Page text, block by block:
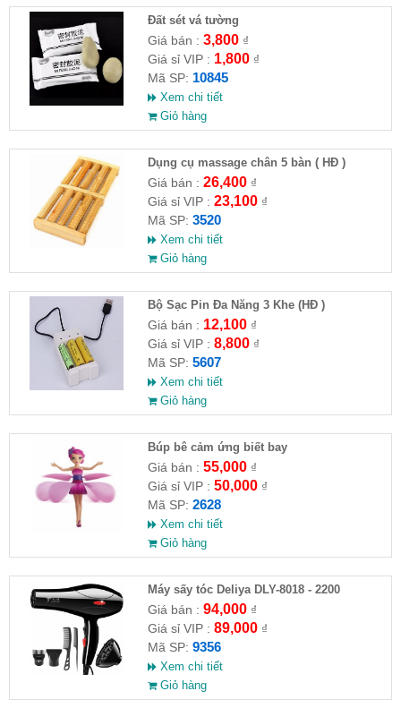
Đất sét vá tường
Giá bán : 3,800₫
Giá sỉ VIP : 1,800₫
Mã SP: 10845
Xem chi tiết
Giỏ hàng
Dụng cụ massage chân 5 bàn ( HĐ )
Giá bán : 26,400₫
Giá sỉ VIP : 23,100₫
Mã SP: 3520
Xem chi tiết
Giỏ hàng
Bộ Sạc Pin Đa Năng 3 Khe (HĐ )
Giá bán : 12,100₫
Giá sỉ VIP : 8,800₫
Mã SP: 5607
Xem chi tiết
Giỏ hàng
​Búp bê cảm ứng biết bay
Giá bán : 55,000₫
Giá sỉ VIP : 50,000₫
Mã SP: 2628
Xem chi tiết
Giỏ hàng
Máy sấy tóc Deliya DLY-8018 - 2200
Giá bán : 94,000₫
Giá sỉ VIP : 89,000₫
Mã SP: 9356
Xem chi tiết
Giỏ hàng